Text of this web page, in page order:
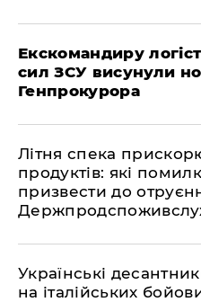
Екскомандиру
сил ЗСУ висунули
Генпрокурора
Літня спека
продуктів: які
призвести до
Українські
на італійських